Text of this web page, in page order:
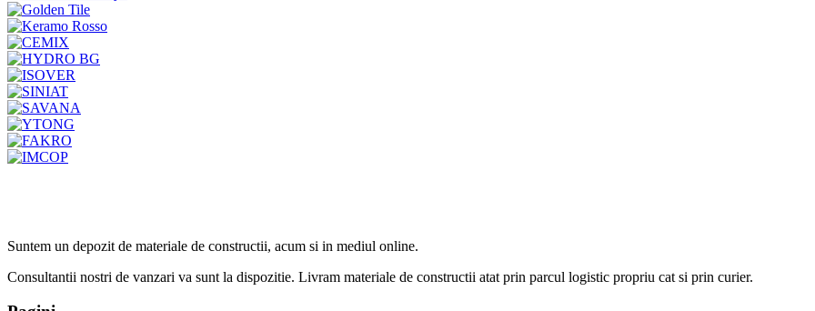
Suntem un depozit de materiale de constructii, acum si in mediul online.
Consultantii nostri de vanzari va sunt la dispozitie. Livram materiale de constructii atat prin parcul logistic propriu cat si prin curier.